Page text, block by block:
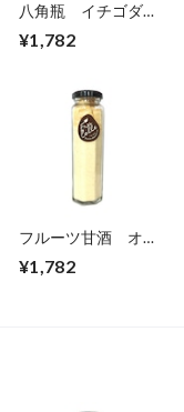
八角瓶 イチゴダイ
¥1,782
フルーツ甘酒 オレ
¥1,782